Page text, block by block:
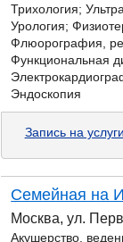
Трихология;
Урология;
Флюорография,
Функциональная
Эндоскопия
Запись на услуги
Семейная на
Москва, ул.
Акушерство,